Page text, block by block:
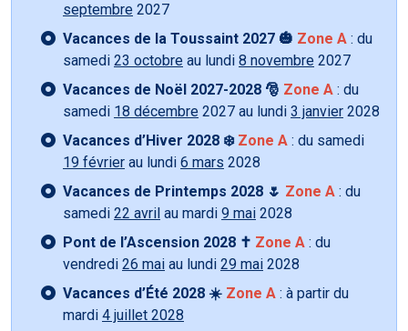
septembre 2027
Vacances de la Toussaint 2027 🎃 Zone A : du
samedi 23 octobre au lundi 8 novembre 2027
Vacances de Noël 2027-2028 🎅 Zone A : du
samedi 18 décembre 2027 au lundi 3 janvier 2028
Vacances d’Hiver 2028 ❄️ Zone A : du samedi
19 février au lundi 6 mars 2028
Vacances de Printemps 2028 🌷 Zone A : du
samedi 22 avril au mardi 9 mai 2028
Pont de l’Ascension 2028 ✝️ Zone A : du
vendredi 26 mai au lundi 29 mai 2028
Vacances d’Été 2028 ☀️ Zone A : à partir du
mardi 4 juillet 2028